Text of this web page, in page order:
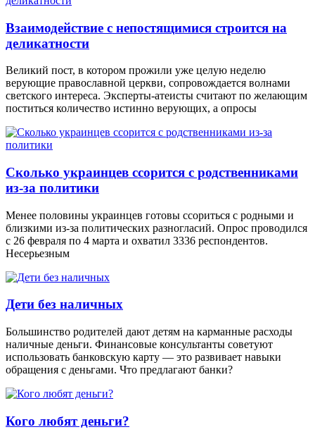
Взаимодействие с непостящимися строится на
деликатности
Великий пост, в котором прожили уже целую неделю
верующие православной церкви, сопровождается волнами
светского интереса. Эксперты-атеисты считают по желающим
поститься количество истинно верующих, а опросы
Сколько украинцев ссорится с родственниками
из-за политики
Менее половины украинцев готовы ссориться с родными и
близкими из-за политических разногласий. Опрос проводился
с 26 февраля по 4 марта и охватил 3336 респондентов.
Несерьезным
Дети без наличных
Большинство родителей дают детям на карманные расходы
наличные деньги. Финансовые консультанты советуют
использовать банковскую карту — это развивает навыки
обращения с деньгами. Что предлагают банки?
Кого любят деньги?